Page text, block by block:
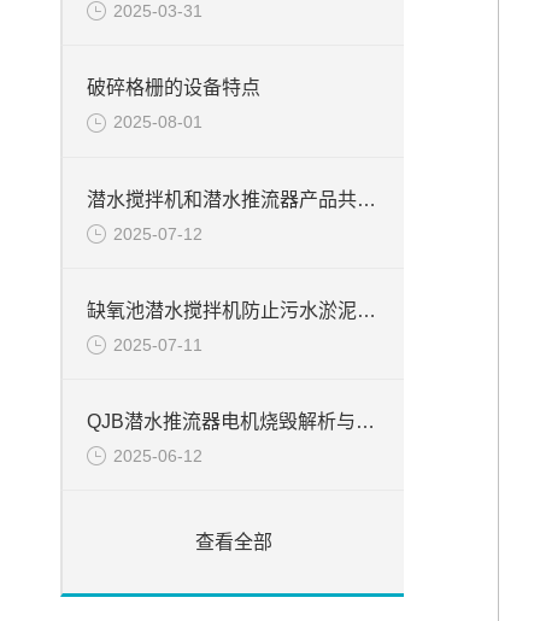
2025-03-31
破碎格栅的设备特点
2025-08-01
潜水搅拌机和潜水推流器产品共同点
2025-07-12
缺氧池潜水搅拌机防止污水淤泥絮凝堆积方法
2025-07-11
QJB潜水推流器电机烧毁解析与处置
2025-06-12
查看全部